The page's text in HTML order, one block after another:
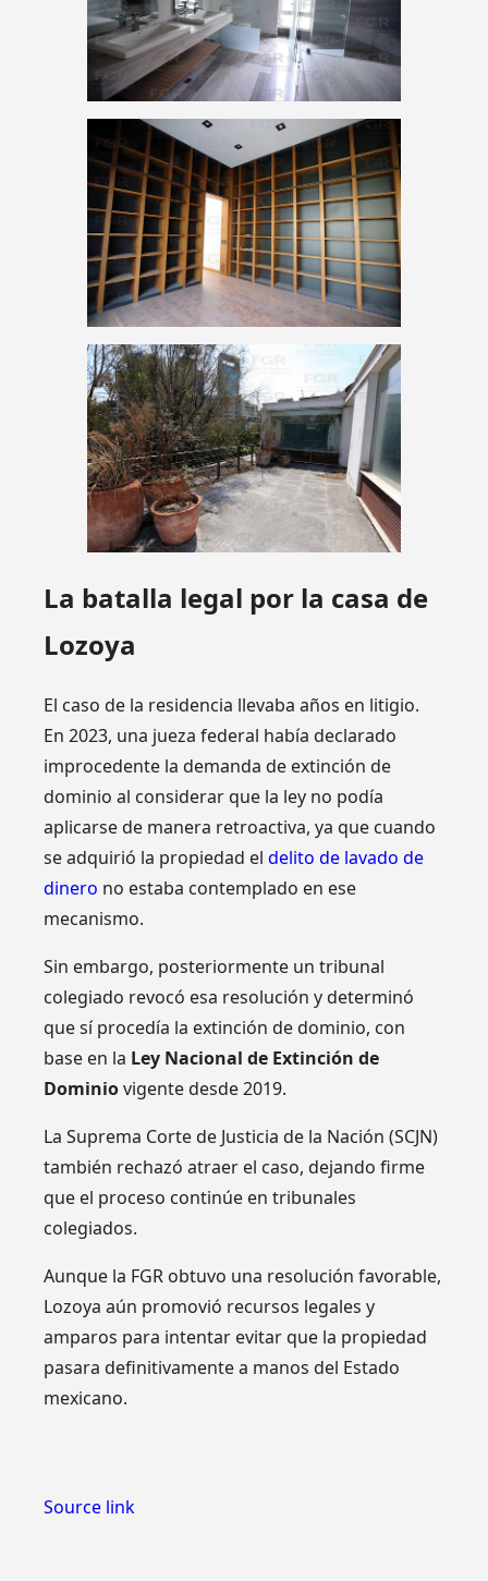
La batalla legal por la casa de
Lozoya
El caso de la residencia llevaba años en litigio.
En 2023, una jueza federal había declarado
improcedente la demanda de extinción de
dominio al considerar que la ley no podía
aplicarse de manera retroactiva, ya que cuando
se adquirió la propiedad eldelito de lavado de
dinero no estaba contemplado en ese
mecanismo.
Sin embargo, posteriormente un tribunal
colegiado revocó esa resolución y determinó
que sí procedía la extinción de dominio, con
base en la Ley Nacional de Extinción de
Dominiovigente desde 2019.
La Suprema Corte de Justicia de la Nación (SCJN)
también rechazó atraer el caso, dejando firme
que el proceso continúe en tribunales
colegiados.
Aunque la FGR obtuvo una resolución favorable,
Lozoya aún promovió recursos legales y
amparos para intentar evitar que la propiedad
pasara definitivamente a manos del Estado
mexicano.
Source link